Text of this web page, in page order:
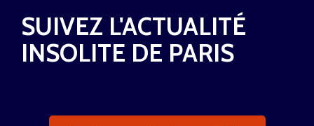
SUIVEZ L'ACTUALITÉ
INSOLITE DE PARIS